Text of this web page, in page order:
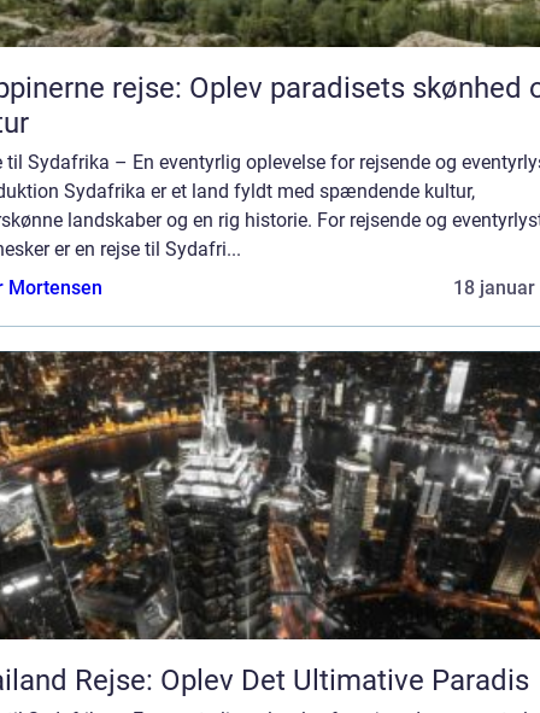
rejse: Oplev paradisets skønhed
til Sydafrika – En eventyrlig oplevelse for rejsende og
Sydafrika er et land fyldt med spændende kultur,
landskaber og en rig historie. For rejsende og
er en rejse til Sydafri...
Mortensen
18 januar
Rejse: Oplev Det Ultimative Paradis